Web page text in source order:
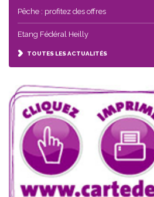
Pêche : profitez des offres
Etang Fédéral Heilly
TOUTES LES ACTUALITÉS